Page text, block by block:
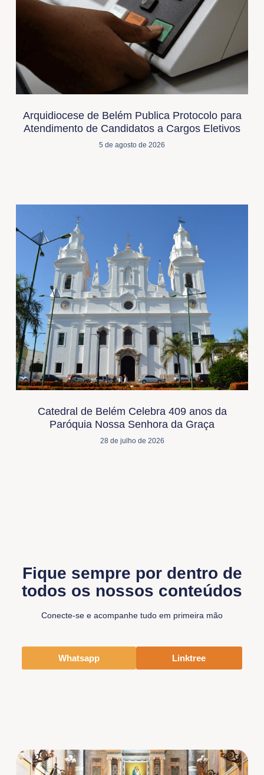
Arquidiocese de Belém Publica Protocolo para
Atendimento de Candidatos a Cargos Eletivos
5 de agosto de 2026
Catedral de Belém Celebra 409 anos da
Paróquia Nossa Senhora da Graça
28 de julho de 2026
Fique sempre por dentro de
todos os nossos conteúdos
Conecte-se e acompanhe tudo em primeira mão
Whatsapp Linktree